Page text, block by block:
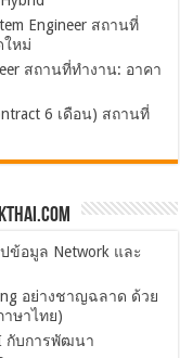
Engineer สถานที่
ใหม่
สถานที่ทำงาน: อาคา
6 เดือน) สถานที่
ข้อมูล Network และ
อย่างชาญฉลาด ด้วย
ษาไทย)
กับการพัฒนา